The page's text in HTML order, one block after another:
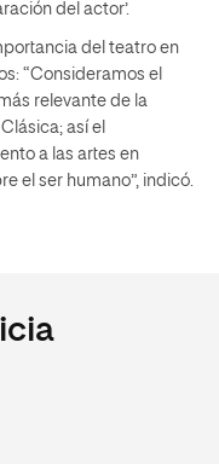
del actor’.
del teatro en
“Consideramos el
relevante de la
así el
a las artes en
el ser humano”, indicó.